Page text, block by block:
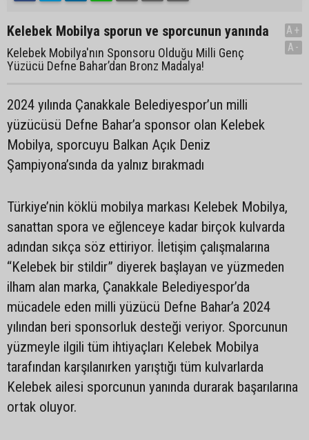
Kelebek Mobilya sporun ve sporcunun yanında
Kelebek Mobilya'nın Sponsoru Olduğu Milli Genç
Yüzücü Defne Bahar’dan Bronz Madalya!
A+
A-
2024 yılında Çanakkale Belediyespor’un milli
yüzücüsü Defne Bahar’a sponsor olan Kelebek
Mobilya, sporcuyu Balkan Açık Deniz
Şampiyona’sında da yalnız bırakmadı
Türkiye’nin köklü mobilya markası Kelebek Mobilya,
sanattan spora ve eğlenceye kadar birçok kulvarda
adından sıkça söz ettiriyor. İletişim çalışmalarına
“Kelebek bir stildir” diyerek başlayan ve yüzmeden
ilham alan marka, Çanakkale Belediyespor’da
mücadele eden milli yüzücü Defne Bahar’a 2024
yılından beri sponsorluk desteği veriyor. Sporcunun
yüzmeyle ilgili tüm ihtiyaçları Kelebek Mobilya
tarafından karşılanırken yarıştığı tüm kulvarlarda
Kelebek ailesi sporcunun yanında durarak başarılarına
ortak oluyor.